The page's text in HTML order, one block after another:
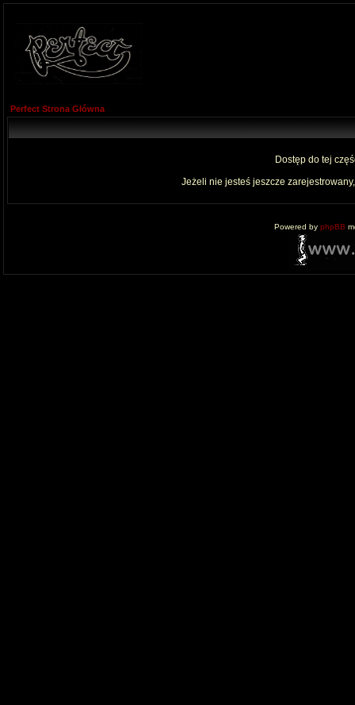
Perfect Strona Główna
Dostęp do tej
Jeżeli nie jesteś jeszcze
Powered by phpBB